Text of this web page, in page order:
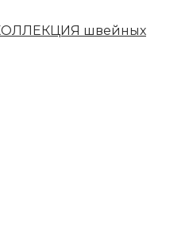
швейных